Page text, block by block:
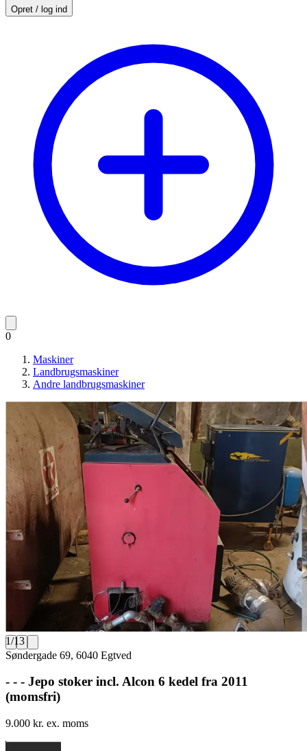
Opret / log ind
0
Maskiner
Landbrugsmaskiner
Andre landbrugsmaskiner
1/13
Søndergade 69, 6040 Egtved
- - - Jepo stoker incl. Alcon 6 kedel fra 2011
(momsfri)
9.000 kr. ex. moms